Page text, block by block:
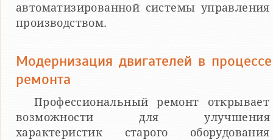
автоматизированной системы управления
производством.
Модернизация двигателей в процессе
ремонта
Профессиональный ремонт открывает
возможности для улучшения
характеристик старого оборудования